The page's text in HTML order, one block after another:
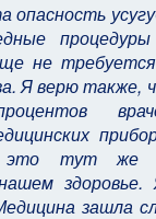
опасность
не требуется
Я верю также,
это тут же
зашла